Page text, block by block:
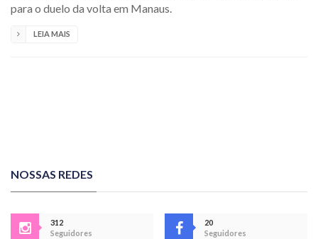
para o duelo da volta em Manaus.
LEIA MAIS
NOSSAS REDES
312
Seguidores
20
Seguidores